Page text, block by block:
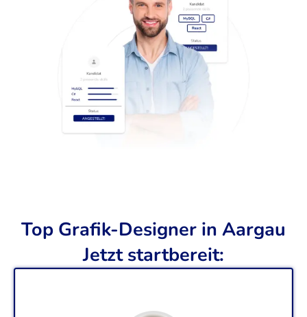
Top Grafik-Designer in Aargau
Jetzt startbereit: